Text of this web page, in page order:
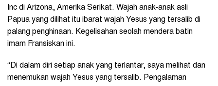
Inc di Arizona, Amerika Serikat. Wajah anak-anak asli
Papua yang dilihat itu ibarat wajah Yesus yang tersalib di
palang penghinaan. Kegelisahan seolah mendera batin
imam Fransiskan ini.
“Di dalam diri setiap anak yang terlantar, saya melihat dan
menemukan wajah Yesus yang tersalib. Pengalaman